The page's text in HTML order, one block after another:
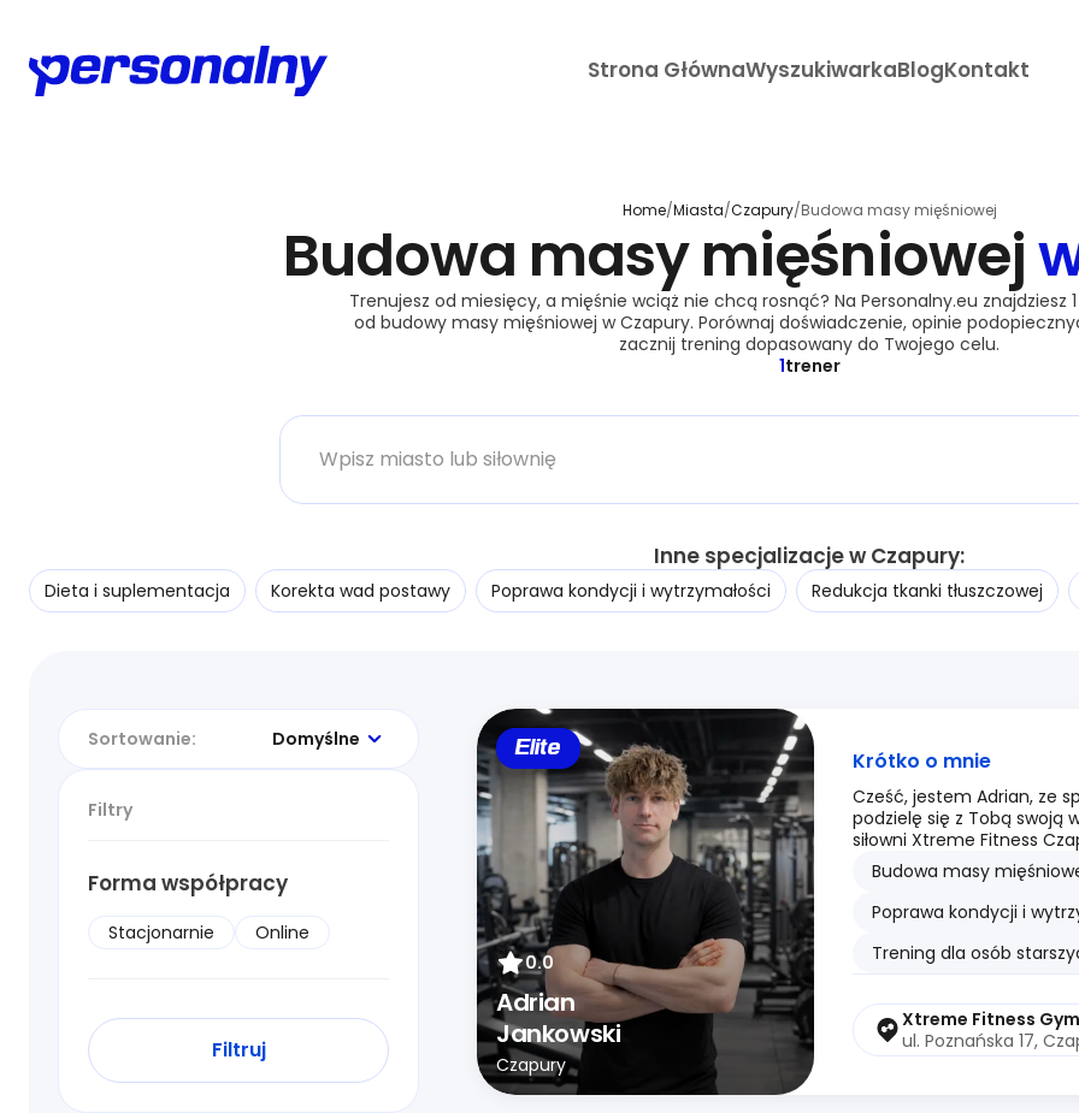
Strona GłównaWyszukiwarkaBlogKontakt
Home/Miasta/Czapury/Budowa masy mięśniowej
Budowa masy mięśniowej
Trenujesz od miesięcy, a mięśnie wciąż nie chcą rosnąć? Na Personalny.eu
od budowy masy mięśniowej w Czapury. Porównaj doświadczenie, opinie
zacznij trening dopasowany do Twojego celu.
1trener
Miasto lub siłownia
Inne specjalizacje w Czapury:
Dieta i suplementacja Korekta wad postawy Poprawa kondycji i wytrzymałości Redukcja tkanki tłuszczowej
Sortowanie: Domyślne
Filtry
Forma współpracy
Stacjonarnie Online
Filtruj
Elite
0.0
Adrian
Jankowski
Czapury
Krótko o mnie
Cześć, jestem Adrian, ze
podzielę się z Tobą swoją
siłowni Xtreme Fitness
Budowa masy
Poprawa kondycji i
Trening dla osób
Xtreme Fitness
ul. Poznańska 17,